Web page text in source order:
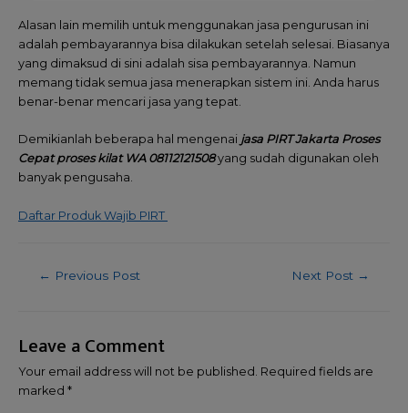
Alasan lain memilih untuk menggunakan jasa pengurusan ini
adalah pembayarannya bisa dilakukan setelah selesai. Biasanya
yang dimaksud di sini adalah sisa pembayarannya. Namun
memang tidak semua jasa menerapkan sistem ini. Anda harus
benar-benar mencari jasa yang tepat.
Demikianlah beberapa hal mengenai jasa PIRT Jakarta Proses
Cepat proses kilat WA 08112121508yang sudah digunakan oleh
banyak pengusaha.
Daftar Produk Wajib PIRT
← Previous Post Next Post →
Leave a Comment
Your email address will not be published. Required fields are
marked *